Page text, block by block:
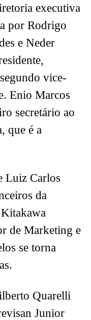
executiva
por Rodrigo
e Neder
vice-
Enio Marcos
secretário ao
que é a
Luiz Carlos
da
de Marketing e
se torna
Quarelli
Junior